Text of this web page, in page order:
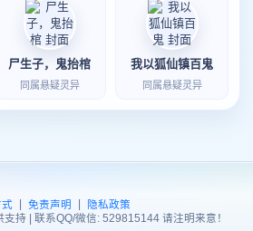
尸生子，鬼抬棺
同属悬疑灵异
我以狐仙镇百鬼
同属悬疑灵异
式 | 免责声明 |
隐私政策
支持 | 联系QQ/微信: 529815144 请注明来意！